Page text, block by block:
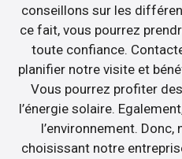
conseillons sur les
ce fait, vous pourrez
toute confiance.
planifier notre visite et
Vous pourrez profiter
l’énergie solaire.
l’environnement. Donc,
choisissant notre